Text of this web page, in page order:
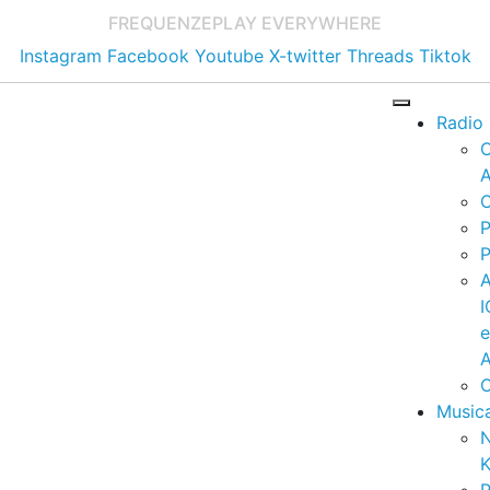
FREQUENZEPLAY EVERYWHERE
Instagram Facebook Youtube X-twitter Threads Tiktok
Radio
e